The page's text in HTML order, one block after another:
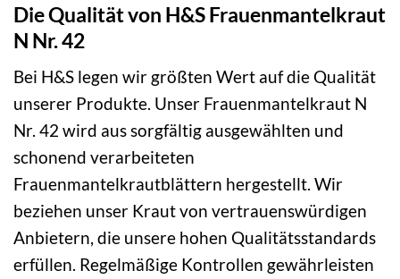
Die Qualität von H&S Frauenmantelkraut
N Nr. 42
Bei H&S legen wir größten Wert auf die Qualität
unserer Produkte. Unser Frauenmantelkraut N
Nr. 42 wird aus sorgfältig ausgewählten und
schonend verarbeiteten
Frauenmantelkrautblättern hergestellt. Wir
beziehen unser Kraut von vertrauenswürdigen
Anbietern, die unsere hohen Qualitätsstandards
erfüllen. Regelmäßige Kontrollen gewährleisten